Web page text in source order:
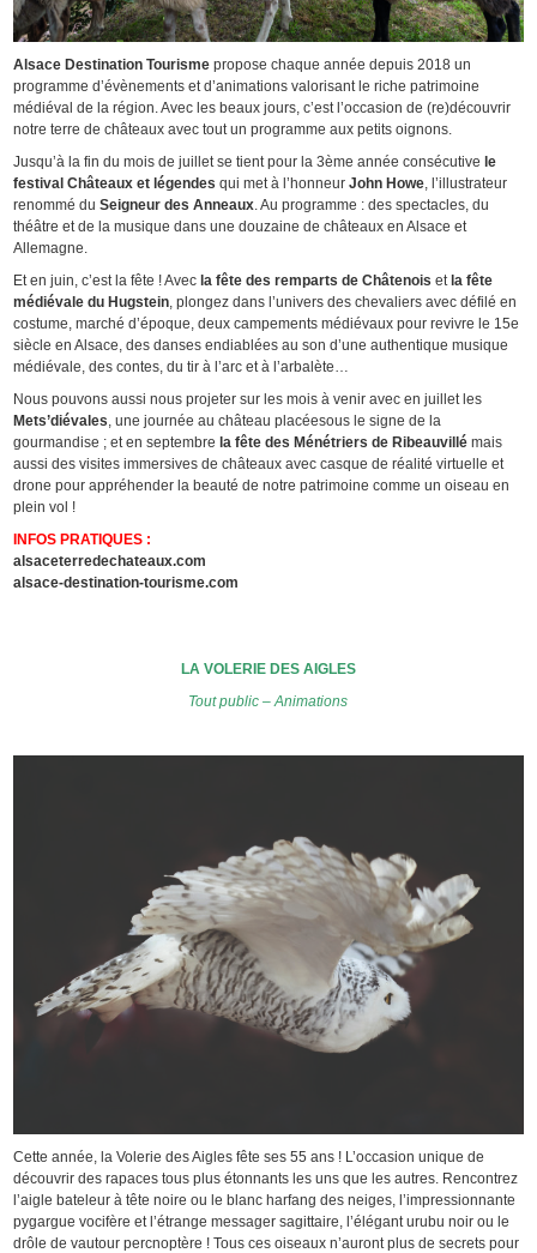
Alsace Destination Tourisme propose chaque année depuis 2018 un
programme d’évènements et d’animations valorisant le riche patrimoine
médiéval de la région. Avec les beaux jours, c’est l’occasion de (re)découvrir
notre terre de châteaux avec tout un programme aux petits oignons.
Jusqu’à la fin du mois de juillet se tient pour la 3ème année consécutive le
festival Châteaux et légendes qui met à l’honneurJohn Howe, l’illustrateur
renommé duSeigneur des Anneaux. Au programme : des spectacles, du
théâtre et de la musique dans une douzaine de châteaux en Alsace et
Allemagne.
Et en juin, c’est la fête ! Avec la fête des remparts de Châtenois et la fête
médiévale du Hugstein, plongez dans l’univers des chevaliers avec défilé en
costume, marché d’époque, deux campements médiévaux pour revivre le 15e
siècle en Alsace, des danses endiablées au son d’une authentique musique
médiévale, des contes, du tir à l’arc et à l’arbalète…
Nous pouvons aussi nous projeter sur les mois à venir avec en juillet les
Mets’diévales, une journée au château placéesous le signe de la
gourmandise ; et en septembre la fête des Ménétriers de Ribeauvillé mais
aussi des visites immersives de châteaux avec casque de réalité virtuelle et
drone pour appréhender la beauté de notre patrimoine comme un oiseau en
plein vol !
INFOS PRATIQUES :
alsaceterredechateaux.com
alsace-destination-tourisme.com
LA VOLERIE DES AIGLES
Tout public – Animations
Cette année, la Volerie des Aigles fête ses 55 ans ! L’occasion unique de
découvrir des rapaces tous plus étonnants les uns que les autres. Rencontrez
l’aigle bateleur à tête noire ou le blanc harfang des neiges, l’impressionnante
pygargue vocifère et l’étrange messager sagittaire, l’élégant urubu noir ou le
drôle de vautour percnoptère ! Tous ces oiseaux n’auront plus de secrets pour